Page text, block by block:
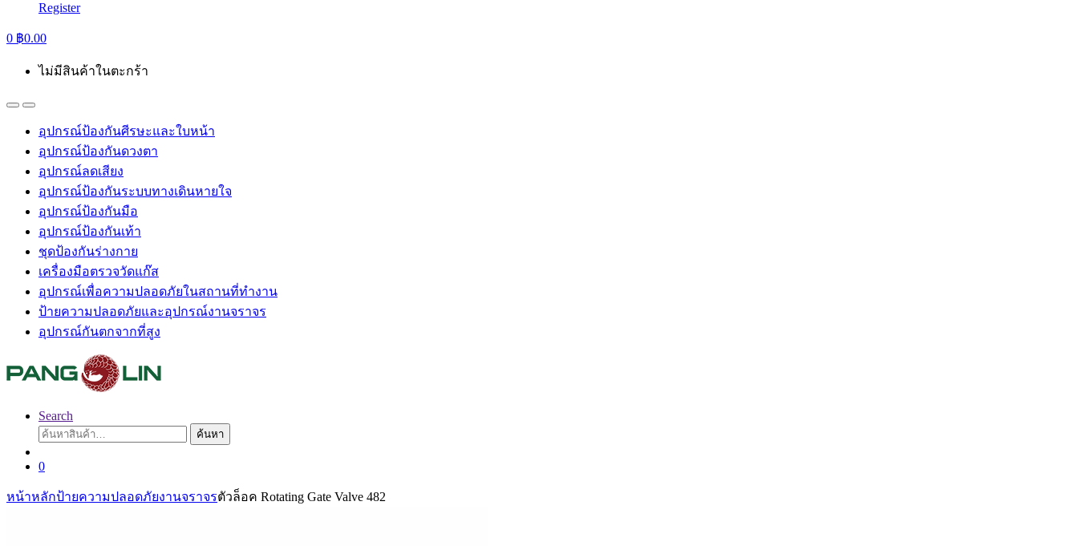
Register
0 ฿0.00
ไม่มีสินค้าในตะกร้า
อุปกรณ์ป้องกันศีรษะและใบหน้า
อุปกรณ์ป้องกันดวงตา
อุปกรณ์ลดเสียง
อุปกรณ์ป้องกันระบบทางเดินหายใจ
อุปกรณ์ป้องกันมือ
อุปกรณ์ป้องกันเท้า
ชุดป้องกันร่างกาย
เครื่องมือตรวจวัดแก๊ส
อุปกรณ์เพื่อความปลอดภัยในสถานที่ทำงาน
ป้ายความปลอดภัยและอุปกรณ์งานจราจร
อุปกรณ์กันตกจากที่สูง
Search
ค้นหา:
ค้นหา
0
หน้าหลักป้ายความปลอดภัยงานจราจรตัวล็อค Rotating Gate Valve 482